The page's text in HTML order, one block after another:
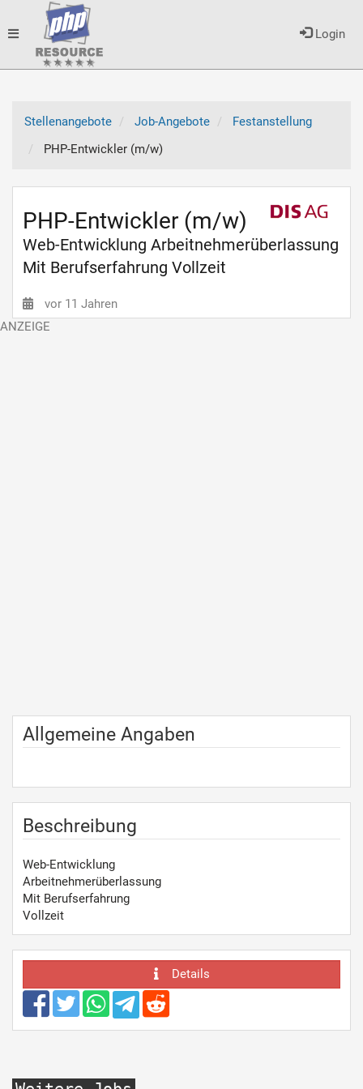
Login
Toggle
Stellenangebote
Job-Angebote
Festanstellung
PHP-Entwickler (m/w)
PHP-Entwickler (m/w)
Web-Entwicklung Arbeitnehmerüberlassung
Mit Berufserfahrung Vollzeit
vor 11 Jahren
Allgemeine Angaben
Beschreibung
Web-Entwicklung
Arbeitnehmerüberlassung
Mit Berufserfahrung
Vollzeit
Details